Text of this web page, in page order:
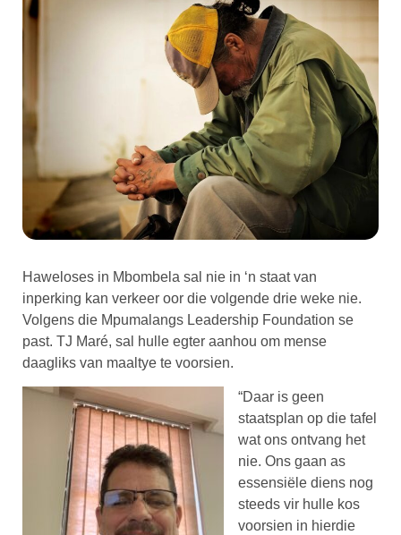
Haweloses in Mbombela sal nie in ‘n staat van
inperking kan verkeer oor die volgende drie weke nie.
Volgens die Mpumalangs Leadership Foundation se
past. TJ Maré, sal hulle egter aanhou om mense
daagliks van maaltye te voorsien.
“Daar is geen
staatsplan op die tafel
wat ons ontvang het
nie. Ons gaan as
essensiële diens nog
steeds vir hulle kos
voorsien in hierdie